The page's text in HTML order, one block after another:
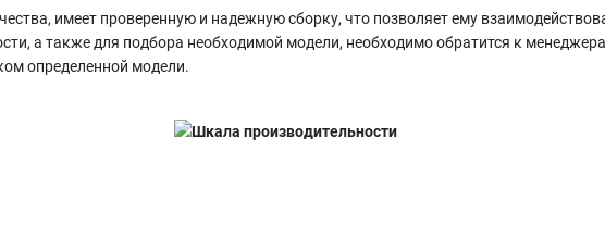
имеет проверенную и надежную сборку, что позволяет ему
а также для подбора необходимой модели, необходимо обратится к
определенной модели.